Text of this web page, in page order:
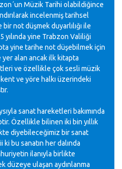
Müzik Tarihi olabildiğince
incelenmiş tarihsel
not düşmek duyarlılığı ile
yılında yine Trabzon Valiliği
yine tarihe not düşebilmek için
alan ancak ilk kitapta
ve özellikle çok sesli müzik
kent ve yöre halkı üzerindeki
sanat hareketleri bakımında
Özellikle bilinen iki bin yıllık
diyebileceğimiz bir sanat
bu sanatın her dalında
ilanıyla birlikte
düzeye ulaşan aydınlanma